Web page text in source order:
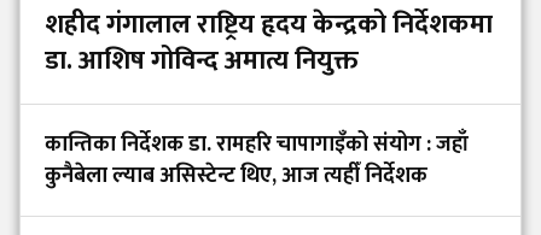
शहीद गंगालाल राष्ट्रिय हृदय केन्द्रको निर्देशकमा
डा. आशिष गोविन्द अमात्य नियुक्त
कान्तिका निर्देशक डा. रामहरि चापागाइँको संयोग : जहाँ
कुनैबेला ल्याब असिस्टेन्ट थिए, आज त्यहीँ निर्देशक